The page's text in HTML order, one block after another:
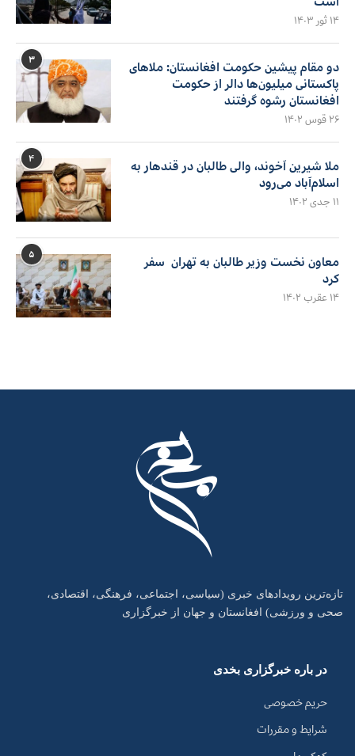
۱۴ ثور ۱۴۰۳
۳
دو مقام پیشین حکومت افغانستان: ملاهای
پاکستانی میلیون‌ها دالر از حکومت
افغانستان رشوه گرفتند
۲۶ قوس ۱۴۰۲
۴
ملا شیرین آخوند، والی طالبان در قندهار به
اسلام‌آباد می‌رود
۱۱ جدی ۱۴۰۲
۵
معاون نخست وزیر طالبان به تهران سفر
کرد
۱۴ عقرب ۱۴۰۲
تازه‌ترین رویدادهای خبری (سیاسی، اجتماعی، فرهنگی، اقتصادی،
صحی و ورزشی) افغانستان و جهان از خبرگزاری
در باره خبرگزاری بخدی
حریم خصوصی
شرایط و مقررات